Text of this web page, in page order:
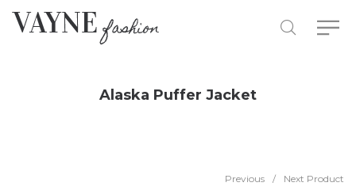
Alaska Puffer Jacket
Previous / Next Product